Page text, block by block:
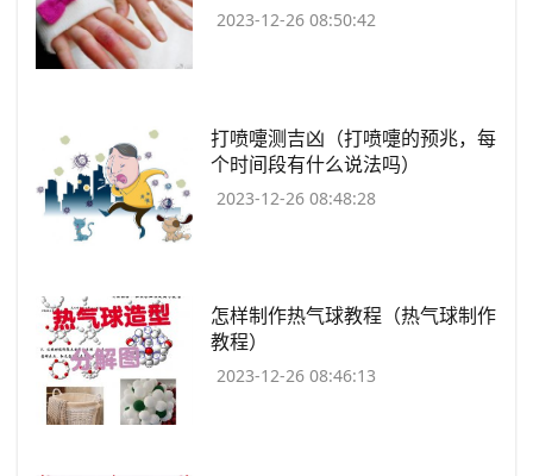
2023-12-26 08:50:42
​打喷嚏测吉凶（打喷嚏的预兆，每
个时间段有什么说法吗）
2023-12-26 08:48:28
​怎样制作热气球教程（热气球制作
教程）
2023-12-26 08:46:13